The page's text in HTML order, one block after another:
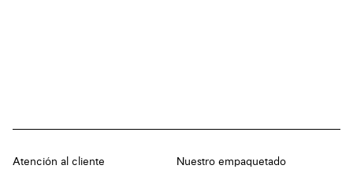
Atención al cliente
Nuestro empaquetado